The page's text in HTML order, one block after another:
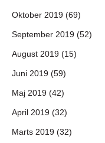
Oktober 2019 (69)
September 2019 (52)
August 2019 (15)
Juni 2019 (59)
Maj 2019 (42)
April 2019 (32)
Marts 2019 (32)